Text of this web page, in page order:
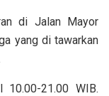
di Jalan Mayor
yang di tawarkan
10.00-21.00 WIB.